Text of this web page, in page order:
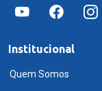
Institucional
Quem Somos